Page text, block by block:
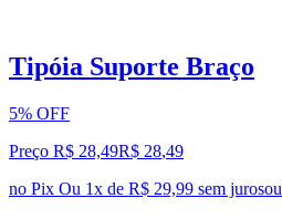
Tipóia Suporte Braço
5% OFF
Preço R$ 28,49R$ 28,49
no Pix Ou 1x de R$ 29,99 sem jurosou